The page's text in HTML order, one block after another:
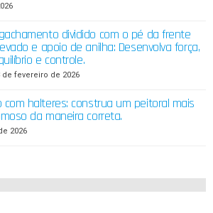
dividido com o pé da frente
e apoio de anilha: Desenvolva força,
e controle.
de fevereiro de 2026
com halteres: construa um peitoral mais
da maneira correta.
2026